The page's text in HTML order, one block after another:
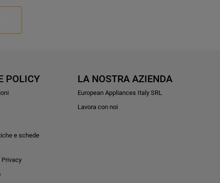
POLICY
e schede
LA NOSTRA AZIENDA
European Appliances Italy SRL
Lavora con noi